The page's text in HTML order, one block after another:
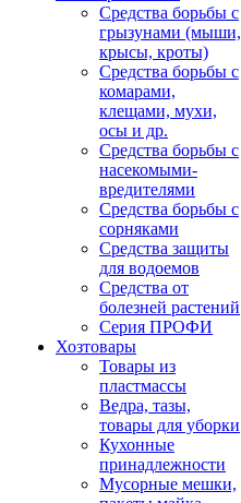
Средства борьбы с
грызунами (мыши,
крысы, кроты)
Средства борьбы с
комарами,
клещами, мухи,
осы и др.
Средства борьбы с
насекомыми-
вредителями
Средства борьбы с
сорняками
Средства защиты
для водоемов
Средства от
болезней растений
Серия ПРОФИ
Хозтовары
Товары из
пластмассы
Ведра, тазы,
товары для уборки
Кухонные
принадлежности
Мусорные мешки,